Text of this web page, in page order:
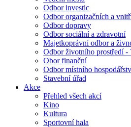
Odbor investic
Odbor organizačních a
Odbor dopravy
Odbor sociální a zdravotní
Majetkoprávní odbor a
Odbor životního prostředí -
Obor finanční
Odbor místního
Stavební úřad
Akce
Přehled všech akcí
Kino
Kultura
Sportovní hala